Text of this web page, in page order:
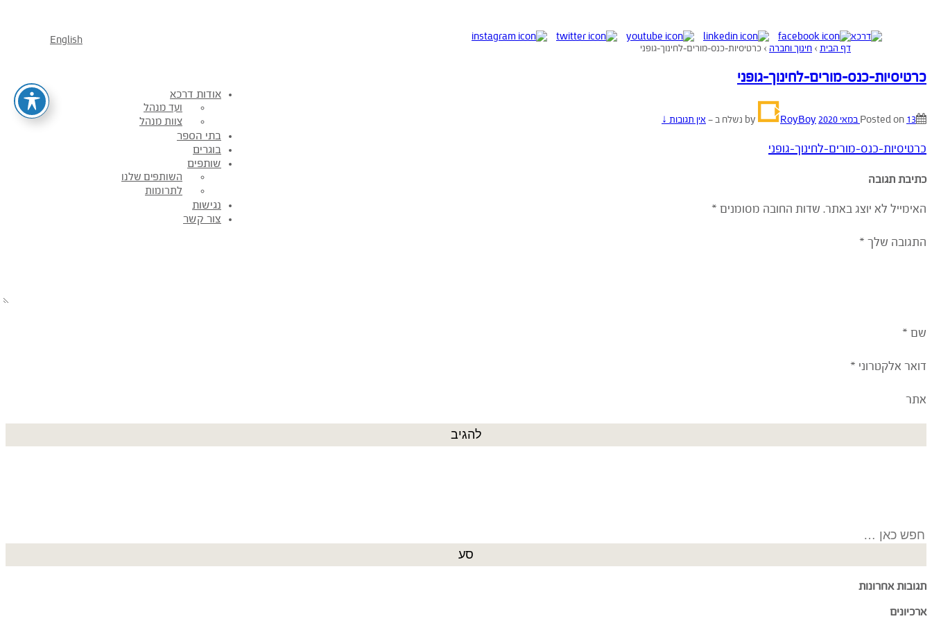
English
אודות דרכא
ועד מנהל
צוות מנהל
בתי הספר
בוגרים
שותפים
השותפים שלנו
לתרומות
נגישות
צור קשר
דף הבית › חינוך וחברה › כרטיסיות-כנס-מורים-לחינוך-גופני
כרטיסיות-כנס-מורים-לחינוך-גופני
Posted on 13 במאי 2020 RoyBoy נשלח ב—אין תגובות ↓
כרטיסיות-כנס-מורים-לחינוך-גופני
כתיבת תגובה
האימייל לא יוצג באתר. שדות החובה מסומנים *
התגובה שלך *
שם *
דואר אלקטרוני *
אתר
Search
for:
תגובות אחרונות
ארכיונים